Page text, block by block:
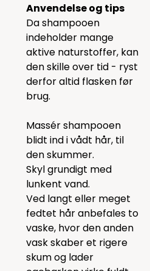
Anvendelse og tips
Da shampooen
indeholder mange
aktive naturstoffer, kan
den skille over tid - ryst
derfor altid flasken før
brug.
Massér shampooen
blidt ind i vådt hår, til
den skummer.
Skyl grundigt med
lunkent vand.
Ved langt eller meget
fedtet hår anbefales to
vaske, hvor den anden
vask skaber et rigere
skum og lader